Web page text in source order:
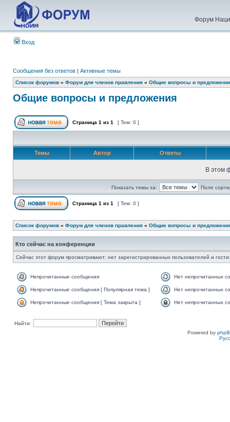
Форум
Вход
Сообщения без ответов | Активные темы
Список форумов » Форум для членов правления » Общие вопросы и
Общие вопросы и предложения
Страница 1 из 1 [ Тем: 0 ]
Темы Автор Ответы
В этом
Показать темы за: Поле
Страница 1 из 1 [ Тем: 0 ]
Список форумов » Форум для членов правления » Общие вопросы и
Кто сейчас на конференции
Сейчас этот форум просматривают: нет зарегистрированных пользователей и
Непрочитанные сообщения Нет непрочитанных
Непрочитанные сообщения [ Популярная тема ] Нет непрочитанных
Непрочитанные сообщения [ Тема закрыта ] Нет непрочитанных
Найти:
Powered by